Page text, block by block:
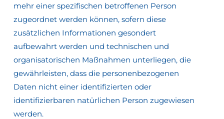
mehr einer spezifischen betroffenen Person
zugeordnet werden können, sofern diese
zusätzlichen Informationen gesondert
aufbewahrt werden und technischen und
organisatorischen Maßnahmen unterliegen, die
gewährleisten, dass die personenbezogenen
Daten nicht einer identifizierten oder
identifizierbaren natürlichen Person zugewiesen
werden.